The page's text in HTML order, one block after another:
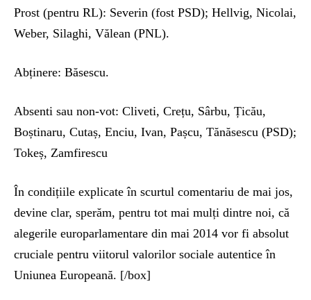
Prost (pentru RL): Severin (fost PSD); Hellvig, Nicolai,
Weber, Silaghi, Vălean (PNL).
Abținere: Băsescu.
Absenti sau non-vot: Cliveti, Crețu, Sârbu, Țicău,
Boștinaru, Cutaș, Enciu, Ivan, Pașcu, Tănăsescu (PSD);
Tokeș, Zamfirescu
În condițiile explicate în scurtul comentariu de mai jos,
devine clar, sperăm, pentru tot mai mulți dintre noi, că
alegerile europarlamentare din mai 2014 vor fi absolut
cruciale pentru viitorul valorilor sociale autentice în
Uniunea Europeană. [/box]